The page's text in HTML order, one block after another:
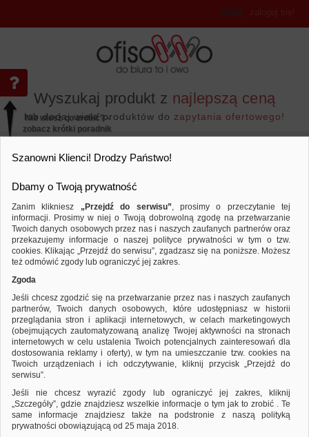
Wyszukaj produkt z najlepszą ceną
lub dodaj wiele produktów do zapytania ofertowego!
Witaj ,
Wyposażenie biura Kosze plastik
Porównaj produkt: Kosz na śmieci DONAU, ażurowy,
Nie wiesz co zrobić? -
zobacz krótki poradnik
Szanowni Klienci! Drodzy Państwo!
Dbamy o Twoją prywatność
Zanim klikniesz „Przejdź do serwisu”, prosimy o przeczytanie tej
informacji. Prosimy w niej o Twoją dobrowolną zgodę na przetwarzanie
Twoich danych osobowych przez nas i naszych zaufanych partnerów oraz
przekazujemy informacje o naszej polityce prywatności w tym o tzw.
cookies. Klikając „Przejdź do serwisu”, zgadzasz się na poniższe. Możesz
też odmówić zgody lub ograniczyć jej zakres.
Zgoda
Jeśli chcesz zgodzić się na przetwarzanie przez nas i naszych zaufanych
partnerów, Twoich danych osobowych, które udostępniasz w historii
przeglądania stron i aplikacji internetowych, w celach marketingowych
(obejmujących zautomatyzowaną analizę Twojej aktywności na stronach
internetowych w celu ustalenia Twoich potencjalnych zainteresowań dla
dostosowania reklamy i oferty), w tym na umieszczanie tzw. cookies na
Twoich urządzeniach i ich odczytywanie, kliknij przycisk „Przejdź do
serwisu”.
Jeśli nie chcesz wyrazić zgody lub ograniczyć jej zakres, kliknij
„Szczegóły”, gdzie znajdziesz wszelkie informacje o tym jak to zrobić . Te
same informacje znajdziesz także na podstronie z naszą polityką
prywatności obowiązującą od 25 maja 2018.